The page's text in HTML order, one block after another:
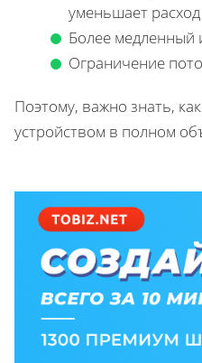
уменьшает
Более медленный
Ограничение
Поэтому, важно знать,
устройством в полном